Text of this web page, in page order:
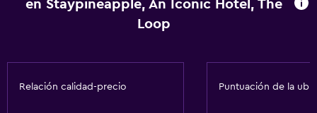
Recepción 24 horas
en Staypineapple, An Iconic Hotel, The
Loop
Relación calidad-precio Puntuación de la